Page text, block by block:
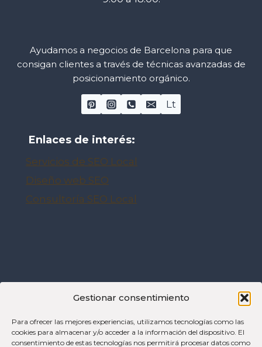
Gestionar consentimiento
Para ofrecer las mejores experiencias, utilizamos tecnologías como las
cookies para almacenar y/o acceder a la información del dispositivo. El
consentimiento de estas tecnologías nos permitirá procesar datos como
Ayudamos a negocios de Barcelona para que
consigan clientes a través de técnicas avanzadas de
posicionamiento orgánico.
Lt
Enlaces de interés:
Servicios de SEO Local
Diseño web SEO
Consultoría SEO Local